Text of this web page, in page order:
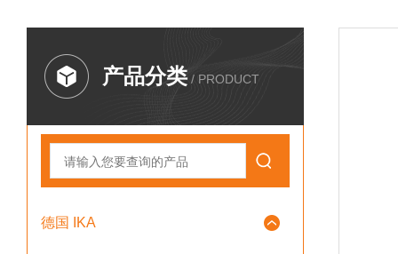
产品分类 / PRODUCT
德国 IKA